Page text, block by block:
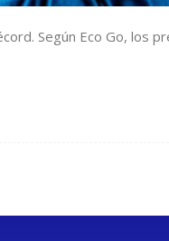
Según Eco Go, los